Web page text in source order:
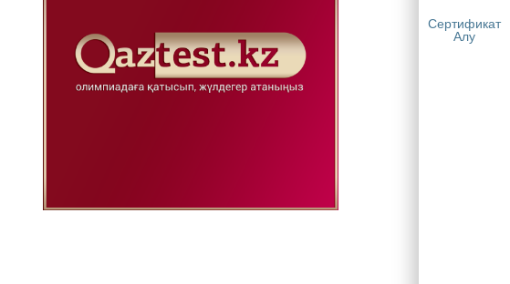
Сертификат
Алу